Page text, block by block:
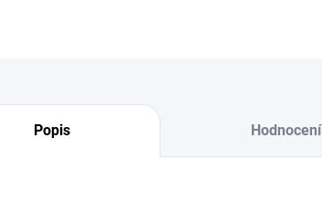
Popis Hodnocení